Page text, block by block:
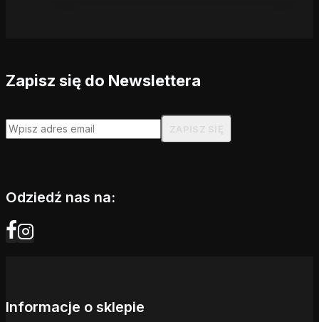
Zapisz się do Newslettera
Odziedź nas na:
Informacje o sklepie